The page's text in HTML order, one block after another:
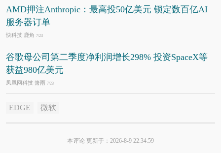
AMD押注Anthropic：最高投50亿美元 锁定数百亿AI
服务器订单
快科技 鹿角 7/23
谷歌母公司第二季度净利润增长298% 投资SpaceX等
获益980亿美元
凤凰网科技 箫雨 7/23
EDGE 微软
本评论 更新于：2026-8-9 22:34:59